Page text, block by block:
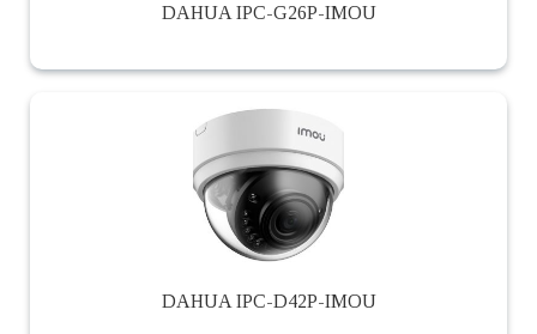
DAHUA IPC-G26P-IMOU
DAHUA IPC-D42P-IMOU